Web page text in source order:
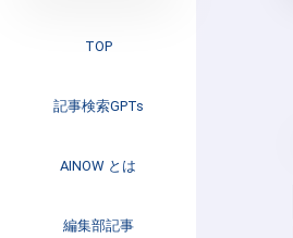
TOP
記事検索GPTs
AINOW とは
編集部記事
注目のニュース